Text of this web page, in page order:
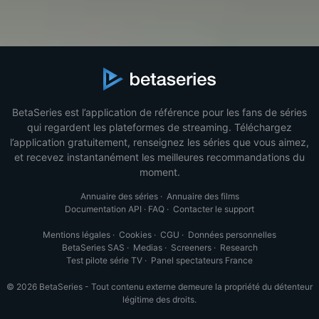
BetaSeries est l’application de référence pour les fans de séries
qui regardent les plateformes de streaming. Téléchargez
l’application gratuitement, renseignez les séries que vous aimez,
et recevez instantanément les meilleures recommandations du
moment.
Annuaire des séries· Annuaire des films
Documentation API · FAQ · Contacter le support
Mentions légales · Cookies · CGU · Données personnelles
BetaSeries SAS · Medias· Screeners· Research
Test pilote série TV · Panel spectateurs France
© 2026 BetaSeries - Tout contenu externe demeure la propriété du détenteur
légitime des droits.